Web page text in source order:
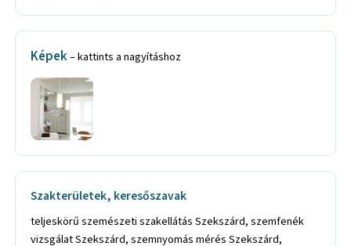
Képek– kattints a nagyításhoz
Szakterületek, keresőszavak
teljeskörű szemészeti szakellátás Szekszárd, szemfenék
vizsgálat Szekszárd, szemnyomás mérés Szekszárd,